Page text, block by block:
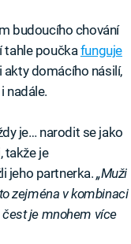
budoucího chování
tahle poučka funguje
akty domácího násilí,
nadále.
je… narodit se jako
takže je
jeho partnerka.„Muži
zejména v kombinaci
je mnohem více